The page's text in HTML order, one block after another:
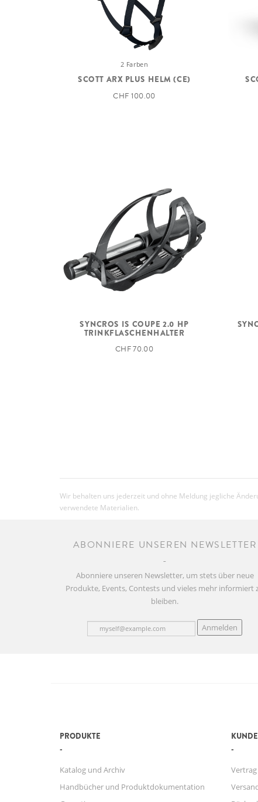
2 Farben
SCOTT ARX PLUS HELM (CE)
CHF 100.00
SYNCROS IS COUPE 2.0 HP
TRINKFLASCHENHALTER
CHF 70.00
Wir behalten uns jederzeit und ohne Meldung jegliche
verwendete Materialien.
ABONNIERE UNSEREN NEWSLETTER
Abonniere unseren Newsletter, um stets über neue
Produkte, Events, Contests und vieles mehr informiert
bleiben.
Anmelden
PRODUKTE
Katalog und Archiv
Handbücher und Produktdokumentation